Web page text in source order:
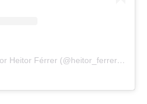
Um post compartilhado por Heitor Férrer (@heitor_ferrer77)